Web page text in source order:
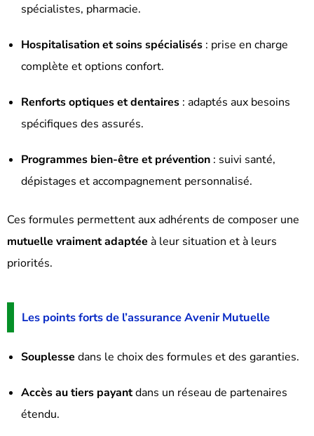
spécialistes, pharmacie.
Hospitalisation et soins spécialisés : prise en charge
complète et options confort.
Renforts optiques et dentaires : adaptés aux besoins
spécifiques des assurés.
Programmes bien-être et prévention : suivi santé,
dépistages et accompagnement personnalisé.
Ces formules permettent aux adhérents de composer une
mutuelle vraiment adaptée à leur situation et à leurs
priorités.
Les points forts de l’assurance Avenir Mutuelle
Souplesse dans le choix des formules et des garanties.
Accès au tiers payantdans un réseau de partenaires
étendu.